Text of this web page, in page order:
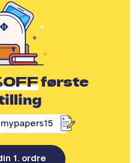
første
mypapers15
1. ordre